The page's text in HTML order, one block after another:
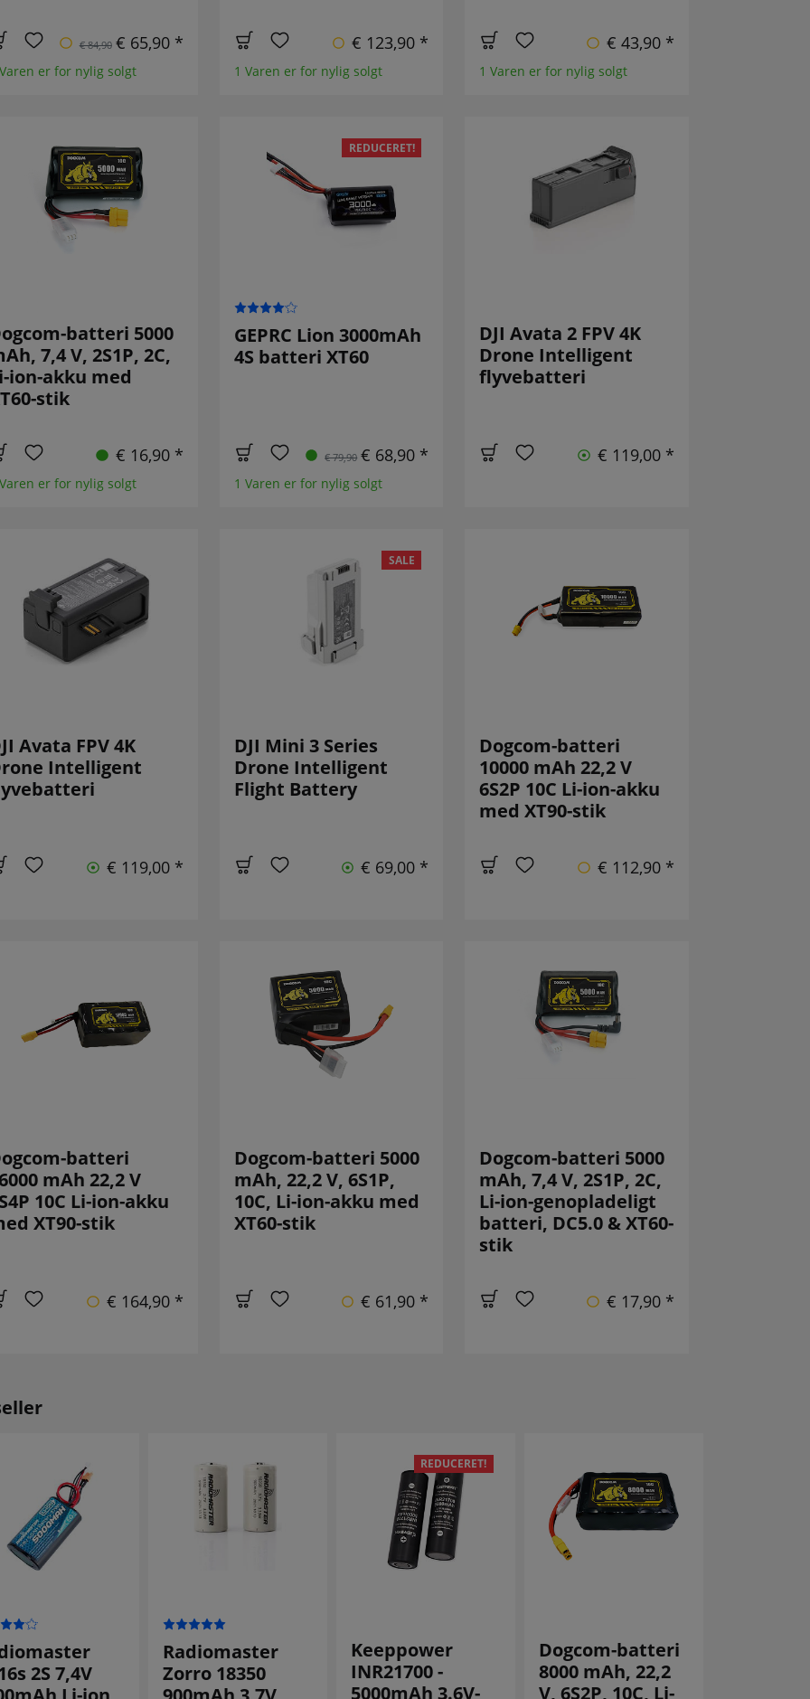
€ 84,90 € 65,90 *
er for nylig solgt
€ 123,90 *
1 Varen er for nylig solgt
€ 43,90 *
1 Varen er for nylig solgt
batteri 5000
7,4 V, 2S1P, 2C,
ion-akku med
stik
€ 16,90 *
er for nylig solgt
REDUCERET!
GEPRC Lion 3000mAh
4S batteri XT60
€ 79,90 € 68,90 *
1 Varen er for nylig solgt
DJI Avata 2 FPV 4K
Drone Intelligent
flyvebatteri
€ 119,00 *
Avata FPV 4K
Intelligent
€ 119,00 *
SALE
DJI Mini 3 Series
Drone Intelligent
Flight Battery
€ 69,00 *
Dogcom-batteri
10000 mAh 22,2 V
6S2P 10C Li-ion-akku
med XT90-stik
€ 112,90 *
batteri
mAh 22,2 V
10C Li-ion-akku
XT90-stik
€ 164,90 *
Dogcom-batteri 5000
mAh, 22,2 V, 6S1P,
10C, Li-ion-akku med
XT60-stik
€ 61,90 *
Dogcom-batteri 5000
mAh, 7,4 V, 2S1P, 2C,
Li-ion-genopladeligt
batteri, DC5.0 & XT60-
stik
€ 17,90 *
2S 7,4V
Radiomaster
Zorro 18350
REDUCERET!
Keeppower
INR21700 -
5000mAh 3.6V-
Dogcom-batteri
8000 mAh, 22,2
V, 6S2P, 10C, Li-